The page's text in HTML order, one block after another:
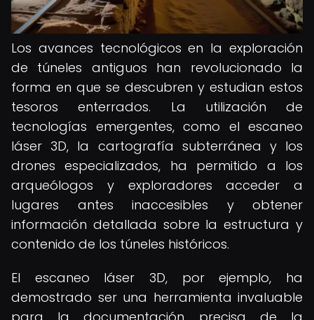
Los avances tecnológicos en la exploración
de túneles antiguos han revolucionado la
forma en que se descubren y estudian estos
tesoros enterrados. La utilización de
tecnologías emergentes, como el escaneo
láser 3D, la cartografía subterránea y los
drones especializados, ha permitido a los
arqueólogos y exploradores acceder a
lugares antes inaccesibles y obtener
información detallada sobre la estructura y
contenido de los túneles históricos.
El escaneo láser 3D, por ejemplo, ha
demostrado ser una herramienta invaluable